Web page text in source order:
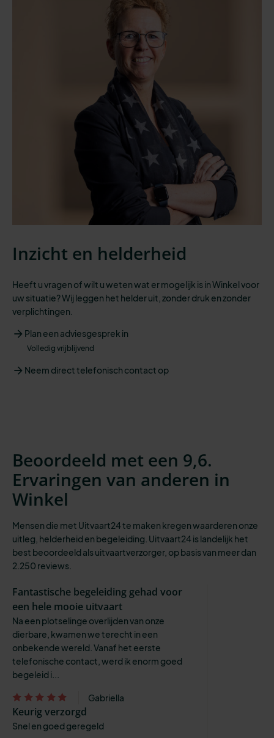
Inzicht en helderheid
Heeft u vragen of wilt u weten wat er mogelijk is in Winkel voor
uw situatie? Wij leggen het helder uit, zonder druk en zonder
verplichtingen.
Plan een adviesgesprek in
Volledig vrijblijvend
Neem direct telefonisch contact op
Beoordeeld met een 9,6.
Ervaringen van anderen in
Winkel
Mensen die met Uitvaart24 te maken kregen waarderen onze
uitleg, helderheid en begeleiding. Uitvaart24 is landelijk het
best beoordeeld als uitvaartverzorger, op basis van meer dan
2.250 reviews.
Fantastische begeleiding gehad voor
een hele mooie uitvaart
Na een plotselinge overlijden van onze
dierbare, kwamen we terecht in een
onbekende wereld. Vanaf het eerste
telefonische contact, werd ik enorm goed
begeleid i...
Gabriella
Keurig verzorgd
Snel en goed geregeld